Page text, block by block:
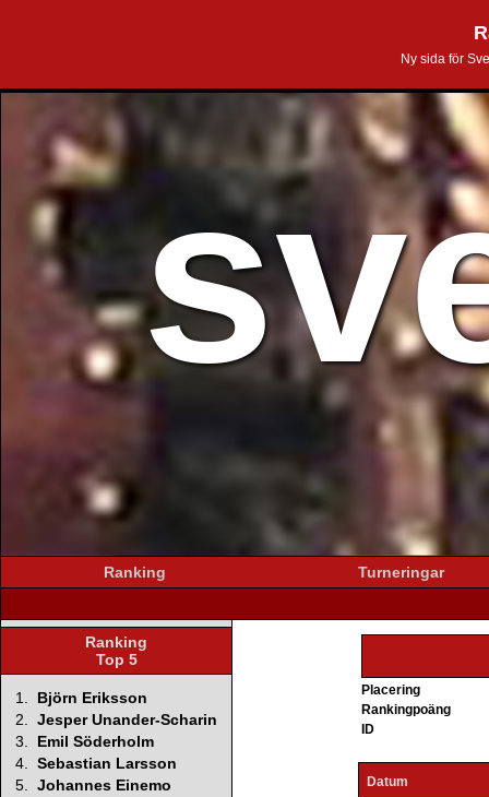
Ny sida för
Ranking Turneringar
Ranking
Top 5
1.
Björn Eriksson
2. Jesper Unander-Scharin
3.
Emil Söderholm
4. Sebastian Larsson
5. Johannes Einemo
Placering
Rankingpoäng
ID
Datum